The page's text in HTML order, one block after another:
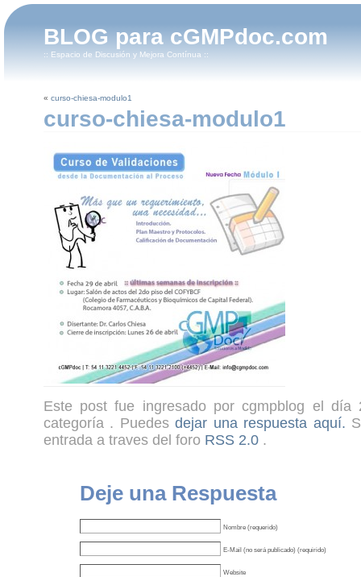
BLOG para cGMPdoc.com
:: Espacio de Discusión y Mejora Contínua ::
« curso-chiesa-modulo1
curso-chiesa-modulo1
Este post fue ingresado por cgmpblog el
categoría . Puedesdejar una respuesta aquí.
entrada a traves del foro RSS 2.0.
Deje una Respuesta
Nombre (requerido)
E-Mail (no será publicado) (requirido)
Website